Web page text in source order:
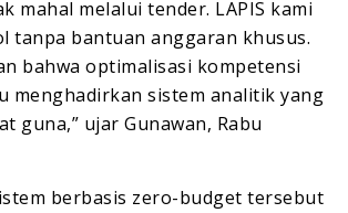
mahal melalui tender. LAPIS kami
tanpa bantuan anggaran khusus.
bahwa optimalisasi kompetensi
menghadirkan sistem analitik yang
guna,” ujar Gunawan, Rabu
berbasis zero-budget tersebut